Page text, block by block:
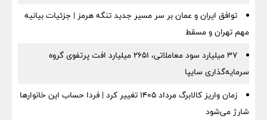
توافق ایران و عمان بر سر مسیر جدید تنگه هرمز | جزئیات بیانیه
مهم تهران و مسقط
۳۷ میلیارد سود معاملاتی، ۲۶۵۱ میلیارد افت پرتفوی گروه
سرمایه‌گذاری سایپا
زمان واریز کالابرگ مرداد ۱۴۰۵ تغییر کرد | فردا حساب این خانوارها
شارژ می‌شود